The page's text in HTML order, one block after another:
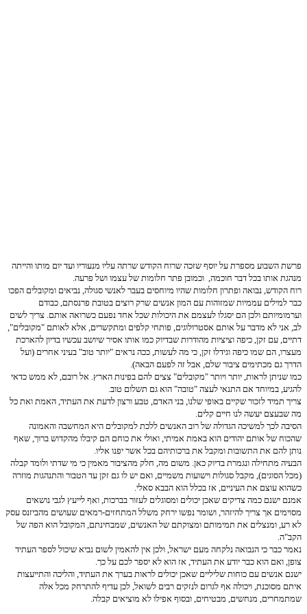
פרשת השבוע מספרת על יוסף שזכה שרוח הקודש שרתה עליו מנעוריו ועד יום מותו והייתה
מנהגת אותו בכל דבר חוכמה, וכמובן פתר חלומות של עצמו ושל פרעה.
רוח הקודש, נבואה ופתרון חלומות שהיו מיוחסים בעבר לאנשי סגולה, נביאים ומקובלים הפכו
כבר למילים עממיות שמזוהות עם המון אנשים שרק רוצים בטובת פרנסתם, כבודם
וערמומיותם ולכן הם יסגלו לעצמם את היכולות שכל אחד נפעם כשרואה אותם. צריך לשים
לב, אני לא מדבר על אותם אסטרולוגים, פותחי קלפים ומתקשרים, אלא לאותם "מקובלים",
דתיים, עם זקן, כיפה וציציות מהודרות שבדיוק כמו אותו אסיר שיושב עכשיו בדיון להארכת
מעצרו, הם שמו כיפה וגידלו זקן, כי מה לעשות, ככה נראים "יותר טוב" בעיני אחרים (ועל
הדרך גם מכתימים ציבור שלם, אבל זה לפעם הבאה).
כמו שניתן לראות, יותר ויותר "מקובלים" צצים להם בפינות הארץ. אל רובם, לא ממש כדאי
להגיע, במיוחד אם התנאי לעצה "טובה" הוא גם תשלום טוב.
צריך תמיד לזכור שקיים באופי שלנו, בני האדם, טבע ורצון לדעת את העתיד, האמת ואת כל
מה שבעצם יעשה לנו חיים קלים.
הסיבה לכך למשיכה הגדולה של רוב האנשים ללכת למקובלים היא המחשבה והאמונה
שהכוח של אותם יהודים הוא באמת אמיתי, ואולי את כוחם הם קיבלו מהקדוש ברוך, שאף
נותן להם את התשובות ומקבל את ברכותיהם בכל אשר יפנו אליו.
הבעיה מתחילה ונגמרת בדיוק כאן. משום מה, חלק מהציבור מאמין כי מי שדתי ולומד קבלה
(מכל הסוגים), מקבל סגולות וישועות משמיים, ואם יש לו גם זקן עד הטבור והתנהגות מוזרה
כשהוא עוצם את העיניים, אז בכלל הוא הבבא סאלי.
אמנם ישנם כמה צדיקים שאכן יכולים ומסוגלים לעזור בברכות, ואף לייעץ לגבי נושאים
מסוימים אך צריך להיזהר, ושומר נפשו ירחק משלל המתחזים-רמאים שעושים מהביזנס עסק
לא רע, ומנצלים את תמימותם ומצוקתם של האנשים, שמבחינתם, המקובל הוא הפה של
הקב"ה.
נאמר כבר כי הנבואה נלקחה מעם ישראל, ולכן אין להאמין לשום נביא שיכול לספר העתיד
צופן, ואם הוא כבר יודע את העתיד, אז הוא לא יספר לכם על כך.
ישנם אנשים עם כוחות שליליים שאכן יכולים לראות בערך את העתיד, והליכה והתייעצות
איתם מסוכנת, ויכולה אף לגרום לנזקים רבים לשואל, לכן עדיף להתרחק מכל אלה
שמתמחרים, מנחשים, מבטיחים, ובסוף אפילו לא מוציאים קבלה.